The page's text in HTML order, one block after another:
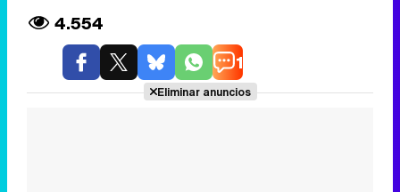
4.554
1
Eliminar anuncios